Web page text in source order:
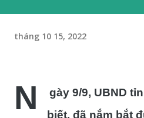
tháng 10 15, 2022
N
gày 9/9, UBND
biết, đã nắm bắt